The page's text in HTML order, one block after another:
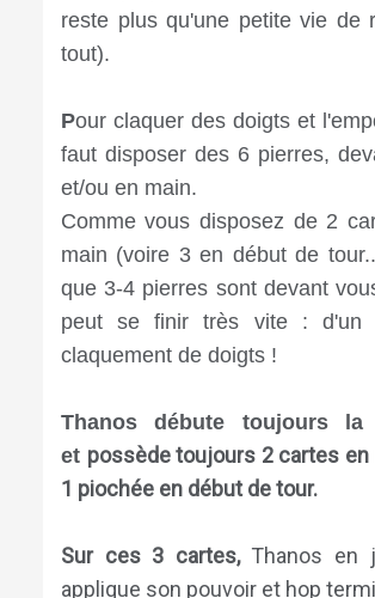
reste plus qu'une petite vie de
tout).
Pour claquer des doigts et
faut disposer des 6 pierres,
et/ou en main.
Comme vous disposez de 2
main (voire 3 en début de
que 3-4 pierres sont devant
peut se finir très vite : d'un
claquement de doigts !
Thanos débute toujours la
et possède toujours 2 cartes en
1 piochée en début de tour.
Sur ces 3 cartes, Thanos en
applique son pouvoir et hop